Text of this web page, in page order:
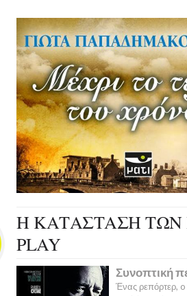
Η ΚΑΤΑΣΤΑΣΗ ΤΩΝ
PLAY
Συνοπτική
Ένας ρεπόρτερ, o